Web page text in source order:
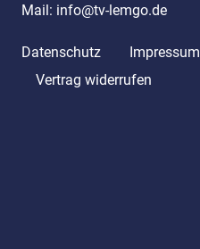
Mail: info@tv-lemgo.de
Datenschutz Impressum
Vertrag widerrufen